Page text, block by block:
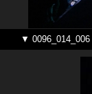
▼ 0096_014_006